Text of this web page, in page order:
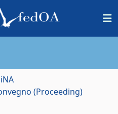
(Proceeding)